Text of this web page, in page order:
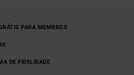
PARA MEMBROS
DE FIDELIDADE